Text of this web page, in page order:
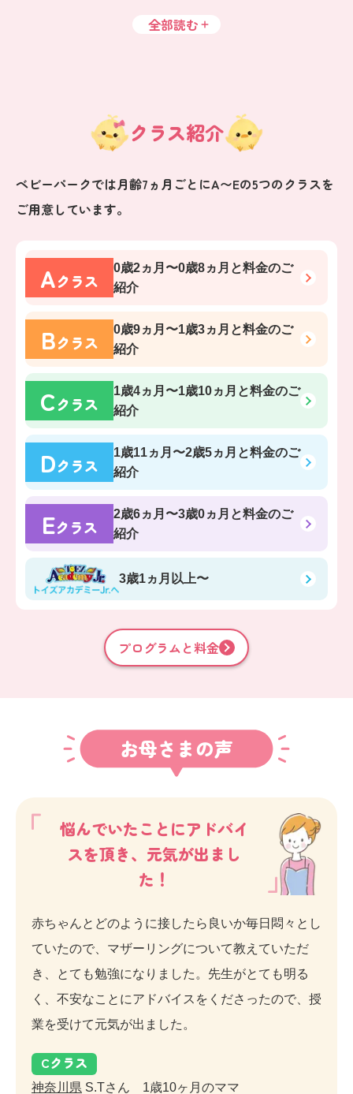
全部読む
クラス紹介
ベビーパークでは月齢7ヵ月ごとにA〜Eの5つのクラスを
ご用意しています。
Aクラス
0歳2ヵ月〜0歳8ヵ月 と料金のご
紹介
Bクラス
0歳9ヵ月〜1歳3ヵ月 と料金のご
紹介
Cクラス
1歳4ヵ月〜1歳10ヵ月 と料金のご
紹介
Dクラス
1歳11ヵ月〜2歳5ヵ月 と料金のご
紹介
Eクラス
2歳6ヵ月〜3歳0ヵ月 と料金のご
紹介
3歳1ヵ月以上〜
プログラムと料金
お母さまの声
悩んでいたことにアドバイ
スを頂き、元気が出まし
た！
赤ちゃんとどのように接したら良いか毎日悶々とし
ていたので、マザーリングについて教えていただ
き、とても勉強になりました。先生がとても明る
く、不安なことにアドバイスをくださったので、授
業を受けて元気が出ました。
Cクラス
神奈川県 S.Tさん 1歳10ヶ月のママ